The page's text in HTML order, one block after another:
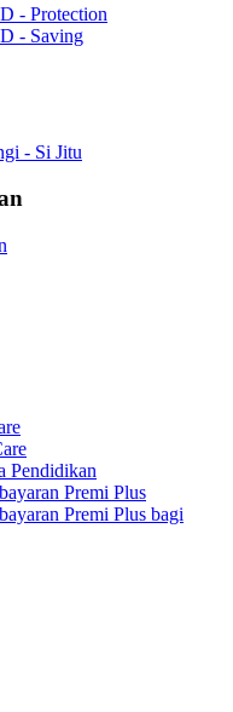
- Protection
- Saving
- Si Jitu
Pendidikan
Premi Plus
Premi Plus bagi